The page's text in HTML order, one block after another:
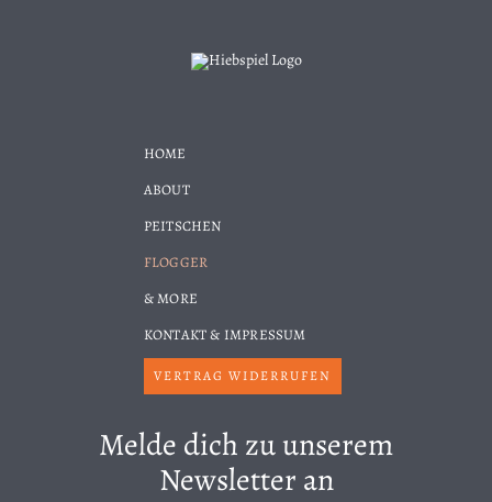
HOME
ABOUT
PEITSCHEN
FLOGGER
& MORE
KONTAKT & IMPRESSUM
VERTRAG WIDERRUFEN
Melde dich zu unserem
Newsletter an